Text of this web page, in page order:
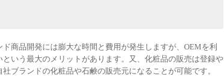
商品開発には膨大な時間と費用が発生しますが、OEMを利
いう最大のメリットがあります。又、化粧品の販売は登録や
ブランドの化粧品や石鹸の販売元になることが可能です。